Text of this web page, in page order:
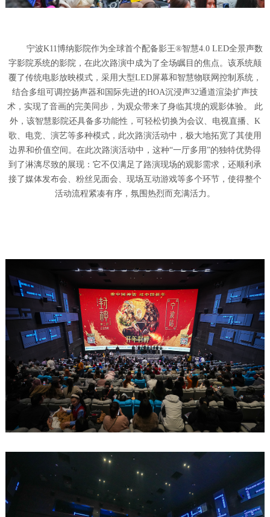
宁波K11博纳影院作为全球首个配备影王®智慧4.0 LED全景声数
字影院系统的影院，在此次路演中成为了全场瞩目的焦点。该系统颠
覆了传统电影放映模式，采用大型LED屏幕和智慧物联网控制系统，
结合多组可调控扬声器和国际先进的HOA沉浸声32通道渲染扩声技
术，实现了音画的完美同步，为观众带来了身临其境的观影体验。 此
外，该智慧影院还具备多功能性，可轻松切换为会议、电视直播、K
歌、电竞、演艺等多种模式，此次路演活动中，极大地拓宽了其使用
边界和价值空间。在此次路演活动中，这种“一厅多用”的独特优势得
到了淋漓尽致的展现：它不仅满足了路演现场的观影需求，还顺利承
接了媒体发布会、粉丝见面会、现场互动游戏等多个环节，使得整个
活动流程紧凑有序，氛围热烈而充满活力。